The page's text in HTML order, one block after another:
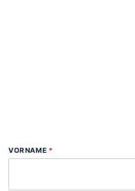
VORNAME *